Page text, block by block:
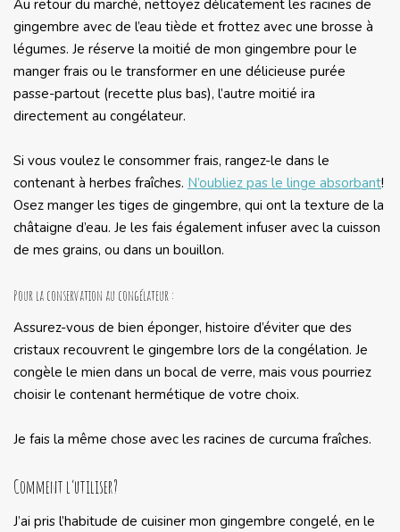
Au retour du marché, nettoyez délicatement les racines de
gingembre avec de l’eau tiède et frottez avec une brosse à
légumes. Je réserve la moitié de mon gingembre pour le
manger frais ou le transformer en une délicieuse purée
passe-partout (recette plus bas), l’autre moitié ira
directement au congélateur.
Si vous voulez le consommer frais, rangez-le dans le
contenant à herbes fraîches. N’oubliez pas le linge absorbant!
Osez manger les tiges de gingembre, qui ont la texture de la
châtaigne d’eau. Je les fais également infuser avec la cuisson
de mes grains, ou dans un bouillon.
Pour la conservation au congélateur :
Assurez-vous de bien éponger, histoire d’éviter que des
cristaux recouvrent le gingembre lors de la congélation. Je
congèle le mien dans un bocal de verre, mais vous pourriez
choisir le contenant hermétique de votre choix.
Je fais la même chose avec les racines de curcuma fraîches.
Comment l’utiliser?
J’ai pris l’habitude de cuisiner mon gingembre congelé, en le